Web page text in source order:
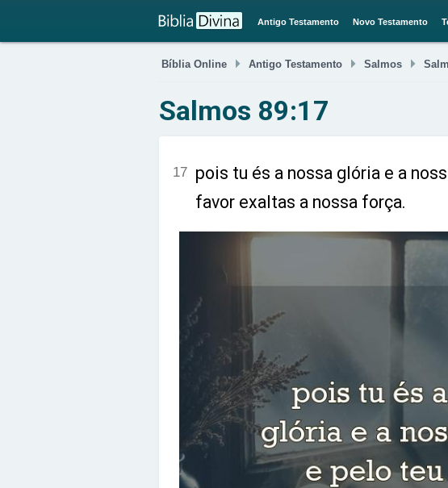
Antigo Testamento Novo Testamento
Bíblia Online  Antigo Testamento  Salmos 
Salmos 89:17
17 pois tu és a nossa glória e a
favor exaltas a nossa força.